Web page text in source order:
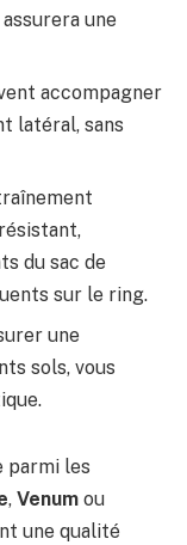
une
accompagner
latéral, sans
du sac de
sur le ring.
une
sols, vous
parmi les
, Venum ou
une qualité